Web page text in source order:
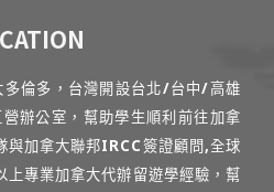
倫多，台灣開設台北/台中/高雄
辦公室，幫助學生順利前往加拿
與加拿大聯邦IRCC簽證顧問,全球
專業加拿大代辦留遊學經驗，幫